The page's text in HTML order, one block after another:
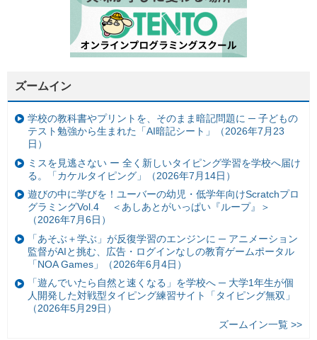
ズームイン
学校の教科書やプリントを、そのまま暗記問題に ─ 子どもの
テスト勉強から生まれた「AI暗記シート」（2026年7月23
日）
ミスを見逃さない ー 全く新しいタイピング学習を学校へ届け
る。「カケルタイピング」（2026年7月14日）
遊びの中に学びを！ユーバーの幼児・低学年向けScratchプロ
グラミングVol.4 ＜あしあとがいっぱい『ループ』＞
（2026年7月6日）
「あそぶ＋学ぶ」が反復学習のエンジンに ─ アニメーション
監督がAIと挑む、広告・ログインなしの教育ゲームポータル
「NOA Games」（2026年6月4日）
「遊んでいたら自然と速くなる」を学校へ ─ 大学1年生が個
人開発した対戦型タイピング練習サイト「タイピング無双」
（2026年5月29日）
ズームイン一覧 >>